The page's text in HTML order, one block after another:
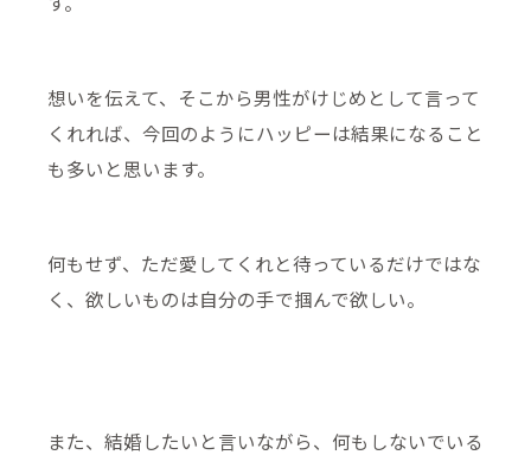
想いを伝えて、そこから男性がけじめとして言って
くれれば、今回のようにハッピーは結果になること
も多いと思います。
何もせず、ただ愛してくれと待っているだけではな
く、欲しいものは自分の手で掴んで欲しい。
また、結婚したいと言いながら、何もしないでいる